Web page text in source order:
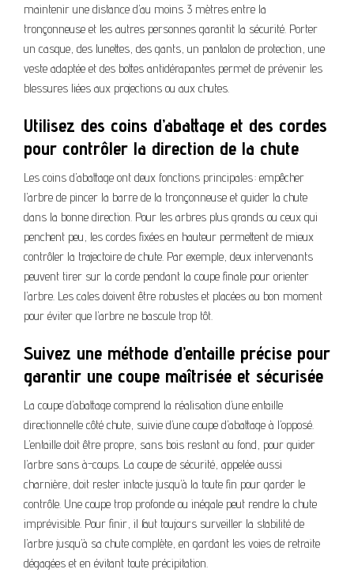
maintenir une distance d’au moins 3 mètres entre la
tronçonneuse et les autres personnes garantit la sécurité. Porter
un casque, des lunettes, des gants, un pantalon de protection, une
veste adaptée et des bottes antidérapantes permet de prévenir les
blessures liées aux projections ou aux chutes.
Utilisez des coins d’abattage et des cordes
pour contrôler la direction de la chute
Les coins d’abattage ont deux fonctions principales : empêcher
l’arbre de pincer la barre de la tronçonneuse et guider la chute
dans la bonne direction. Pour les arbres plus grands ou ceux qui
penchent peu, les cordes fixées en hauteur permettent de mieux
contrôler la trajectoire de chute. Par exemple, deux intervenants
peuvent tirer sur la corde pendant la coupe finale pour orienter
l’arbre. Les cales doivent être robustes et placées au bon moment
pour éviter que l’arbre ne bascule trop tôt.
Suivez une méthode d’entaille précise pour
garantir une coupe maîtrisée et sécurisée
La coupe d’abattage comprend la réalisation d’une entaille
directionnelle côté chute, suivie d’une coupe d’abattage à l’opposé.
L’entaille doit être propre, sans bois restant au fond, pour guider
l’arbre sans à-coups. La coupe de sécurité, appelée aussi
charnière, doit rester intacte jusqu’à la toute fin pour garder le
contrôle. Une coupe trop profonde ou inégale peut rendre la chute
imprévisible. Pour finir, il faut toujours surveiller la stabilité de
l’arbre jusqu’à sa chute complète, en gardant les voies de retraite
dégagées et en évitant toute précipitation.